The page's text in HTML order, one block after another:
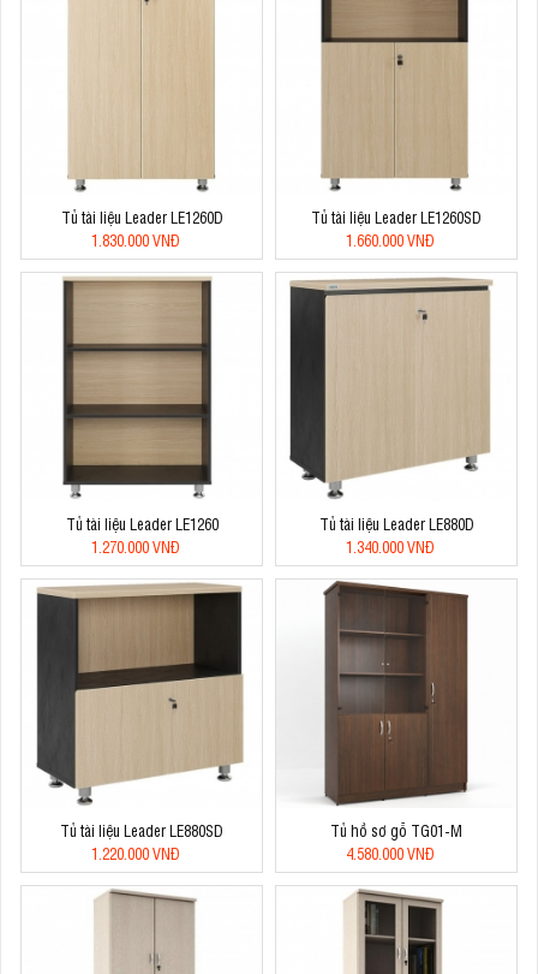
Tủ tài liệu Leader LE1260D
1.830.000 VNĐ
Tủ tài liệu Leader LE1260SD
1.660.000 VNĐ
Tủ tài liệu Leader LE1260
1.270.000 VNĐ
Tủ tài liệu Leader LE880D
1.340.000 VNĐ
Tủ tài liệu Leader LE880SD
1.220.000 VNĐ
Tủ hồ sơ gỗ TG01-M
4.580.000 VNĐ